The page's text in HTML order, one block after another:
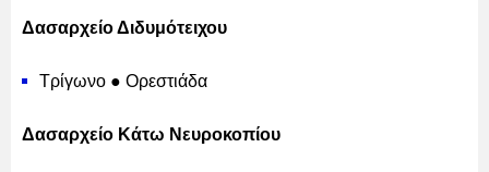
Δασαρχείο Διδυμότειχου
Τρίγωνο ● Ορεστιάδα
Δασαρχείο Κάτω Νευροκοπίου